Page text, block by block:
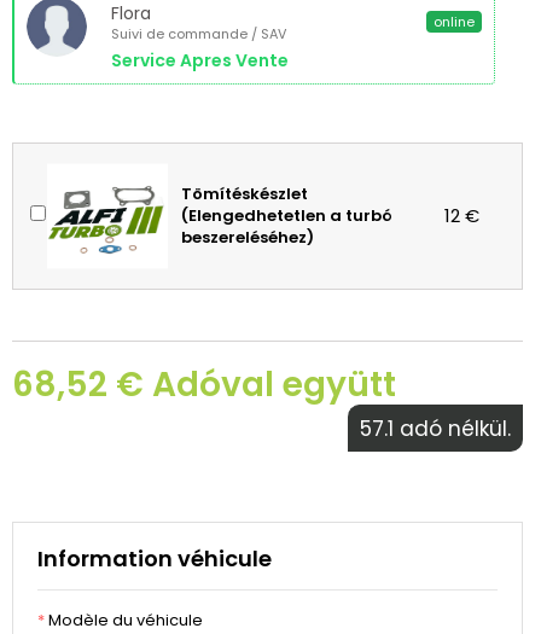
Flora
Suivi de commande / SAV
Service Apres Vente
online
Tömítéskészlet
(Elengedhetetlen a turbó
beszereléséhez)
12 €
68,52 € Adóval együtt
57.1 adó nélkül.
Information véhicule
*Modèle du véhicule